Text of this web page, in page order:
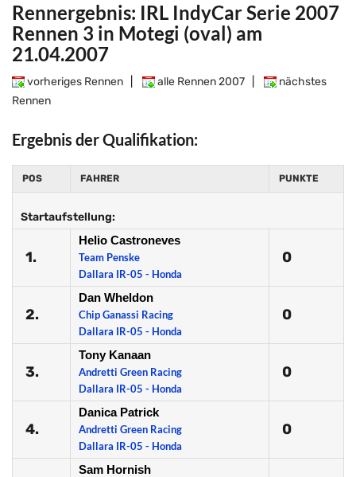
Rennergebnis: IRL IndyCar Serie 2007
Rennen 3 in Motegi (oval) am
21.04.2007
vorheriges Rennen alle Rennen 2007
nächstes
Rennen
Ergebnis der Qualifikation:
POS FAHRER PUNKTE
Startaufstellung:
1.
Helio Castroneves
Team Penske
Dallara IR-05 - Honda
0
2.
Dan Wheldon
Chip Ganassi Racing
Dallara IR-05 - Honda
0
3.
Tony Kanaan
Andretti Green Racing
Dallara IR-05 - Honda
0
4.
Danica Patrick
Andretti Green Racing
Dallara IR-05 - Honda
0
Sam Hornish